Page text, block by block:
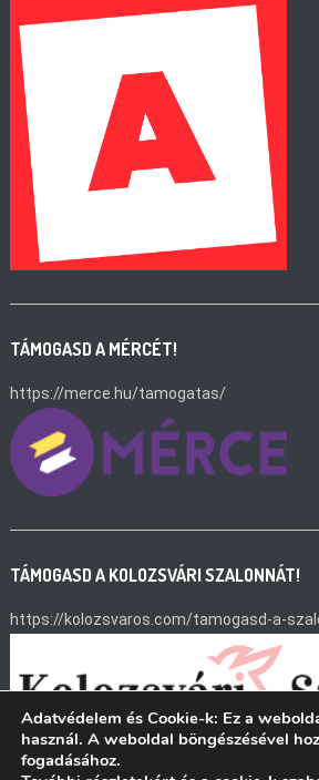
TÁMOGASD A MÉRCÉT!
https://merce.hu/tamogatas/
TÁMOGASD A KOLOZSVÁRI SZALONNÁT!
https://kolozsvaros.com/tamogasd-a-
Adatvédelem és Cookie-k: Ez a
használ. A weboldal böngészésével
fogadásához.